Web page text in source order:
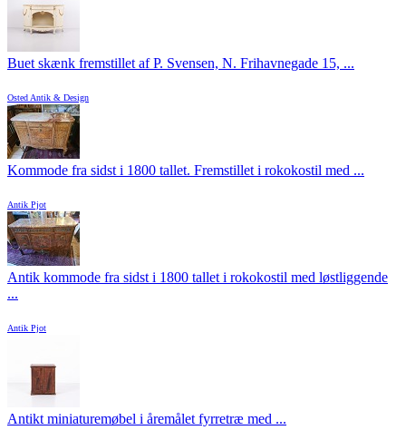
Buet skænk fremstillet af P. Svensen, N. Frihavnegade 15, ...
Osted Antik & Design
Kommode fra sidst i 1800 tallet. Fremstillet i rokokostil med ...
Antik Pjot
Antik kommode fra sidst i 1800 tallet i rokokostil med løstliggende
...
Antik Pjot
Antikt miniaturemøbel i åremålet fyrretræ med ...